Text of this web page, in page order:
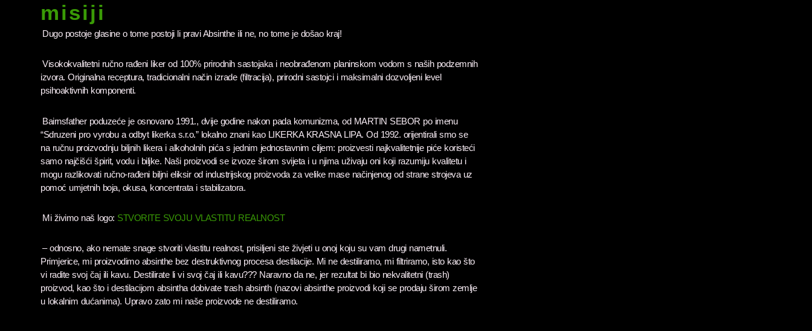
misiji
Dugo postoje glasine o tome postoji li pravi Absinthe ili ne, no tome je došao kraj!
Visokokvalitetni ručno rađeni liker od 100% prirodnih sastojaka i neobrađenom planinskom vodom s naših podzemnih
izvora. Originalna receptura, tradicionalni način izrade (filtracija), prirodni sastojci i maksimalni dozvoljeni level
psihoaktivnih komponenti.
Bairnsfather poduzeće je osnovano 1991., dvije godine nakon pada komunizma, od MARTIN SEBOR po imenu
“Sdruzeni pro vyrobu a odbyt likerka s.r.o.” lokalno znani kao LIKERKA KRASNA LIPA. Od 1992. orijentirali smo se
na ručnu proizvodnju biljnih likera i alkoholnih pića s jednim jednostavnim ciljem: proizvesti najkvalitetnije piće koristeći
samo najčišći špirit, vodu i biljke. Naši proizvodi se izvoze širom svijeta i u njima uživaju oni koji razumiju kvalitetu i
mogu razlikovati ručno-rađeni biljni eliksir od industrijskog proizvoda za velike mase načinjenog od strane strojeva uz
pomoć umjetnih boja, okusa, koncentrata i stabilizatora.
Mi živimo naš logo: STVORITE SVOJU VLASTITU REALNOST
– odnosno, ako nemate snage stvoriti vlastitu realnost, prisiljeni ste živjeti u onoj koju su vam drugi nametnuli.
Primjerice, mi proizvodimo absinthe bez destruktivnog procesa destilacije. Mi ne destiliramo, mi filtriramo, isto kao što
vi radite svoj čaj ili kavu. Destilirate li vi svoj čaj ili kavu??? Naravno da ne, jer rezultat bi bio nekvalitetni (trash)
proizvod, kao što i destilacijom absintha dobivate trash absinth (nazovi absinthe proizvodi koji se prodaju širom zemlje
u lokalnim dućanima). Upravo zato mi naše proizvode ne destiliramo.